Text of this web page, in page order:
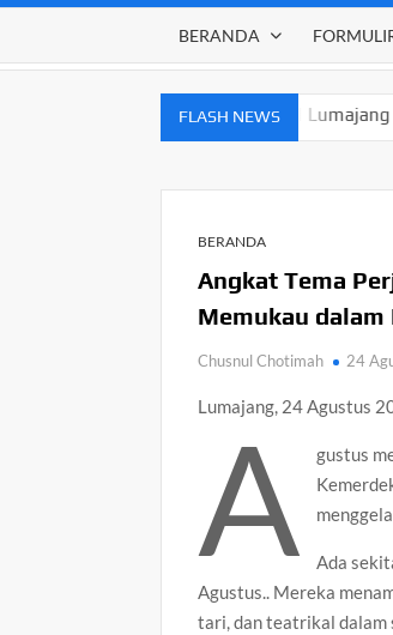
BERANDA
FLASH NEWS
Maklumat Pelayanan
BERANDA
Angkat Tema
Memukau dalam
Chusnul Chotimah 24
Lumajang, 24 Agustus
A
gustus
Ada
Agustus.. Mereka
tari, dan teatrikal dalam